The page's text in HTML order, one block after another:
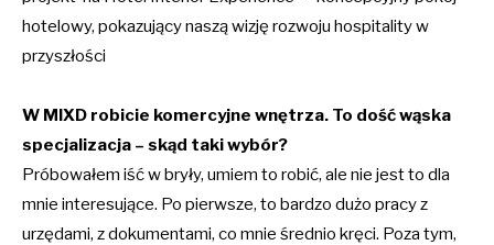
hotelowy, pokazujący naszą wizję rozwoju hospitality w
przyszłości
W MIXD robicie komercyjne wnętrza. To dość wąska
specjalizacja – skąd taki wybór?
Próbowałem iść w bryły, umiem to robić, ale nie jest to dla
mnie interesujące. Po pierwsze, to bardzo dużo pracy z
urzędami, z dokumentami, co mnie średnio kręci. Poza tym,